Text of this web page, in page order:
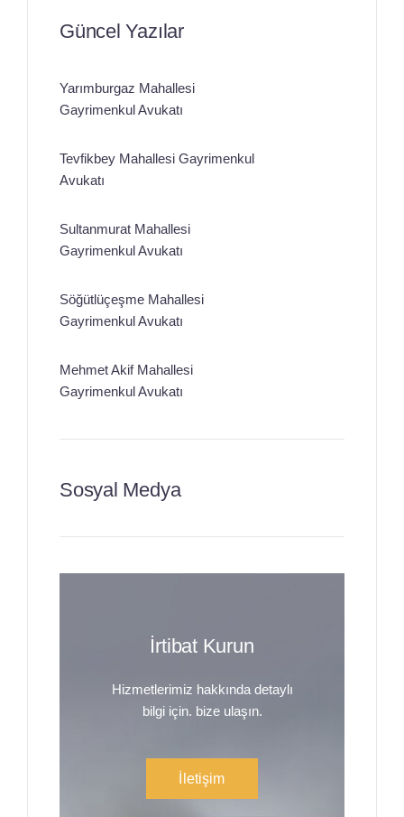
Güncel Yazılar
Yarımburgaz Mahallesi
Gayrimenkul Avukatı
Tevfikbey Mahallesi Gayrimenkul
Avukatı
Sultanmurat Mahallesi
Gayrimenkul Avukatı
Söğütlüçeşme Mahallesi
Gayrimenkul Avukatı
Mehmet Akif Mahallesi
Gayrimenkul Avukatı
Sosyal Medya
İrtibat Kurun
Hizmetlerimiz hakkında detaylı
bilgi için. bize ulaşın.
İletişim